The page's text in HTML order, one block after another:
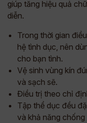
giúp tăng hiệu quả
diễn.
Trong thời gian
hệ tình dục, nên
cho bạn tình.
Vệ sinh vùng kín
và sạch sẽ.
Điều trị theo chỉ
Tập thể dục đều
và khả năng chống